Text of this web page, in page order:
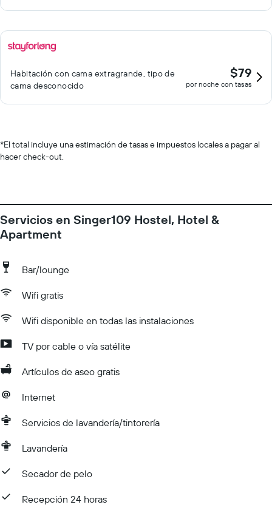
Habitación con cama extragrande, tipo de
cama desconocido
$79
por noche con tasas
*El total incluye una estimación de tasas e impuestos locales a pagar al
hacer check-out.
Servicios en Singer109 Hostel, Hotel &
Apartment
Bar/lounge
Wifi gratis
Wifi disponible en todas las instalaciones
TV por cable o vía satélite
Artículos de aseo gratis
Internet
Servicios de lavandería/tintorería
Lavandería
Secador de pelo
Recepción 24 horas